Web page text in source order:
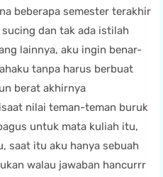
beberapa semester terakhir
dan tak ada istilah
lainnya, aku ingin benar-
tanpa harus berbuat
berat akhirnya
nilai teman-teman buruk
untuk mata kuliah itu,
saat itu aku hanya sebuah
walau jawaban hancurrr